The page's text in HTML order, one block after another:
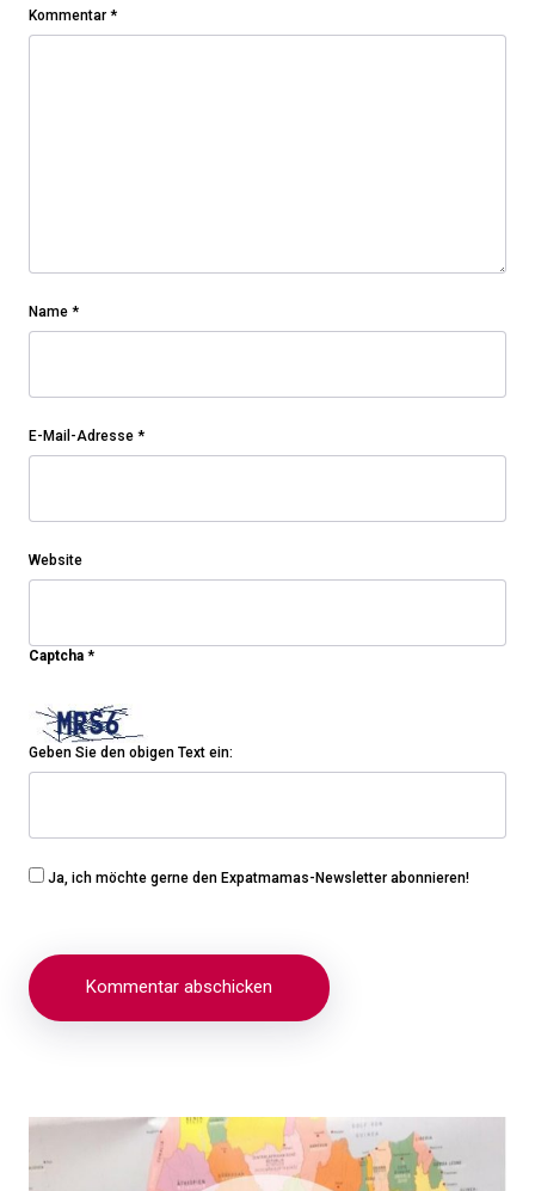
Kommentar *
Name *
E-Mail-Adresse *
Website
Captcha *
Geben Sie den obigen Text ein:
Ja, ich möchte gerne den Expatmamas-Newsletter abonnieren!
Beitragsnavigation